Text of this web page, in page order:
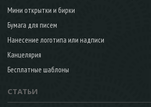
Мини открытки и бирки
Бумага для писем
Нанесение логотипа или надписи
Канцелярия
Бесплатные шаблоны
СТАТЬИ